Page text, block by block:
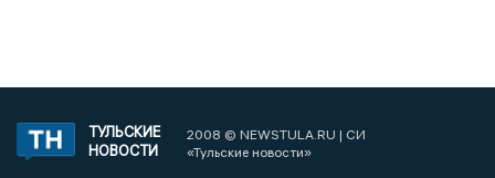
ТУЛЬСКИЕ
НОВОСТИ
2008 © NEWSTULA.RU | СИ
«Тульские новости»